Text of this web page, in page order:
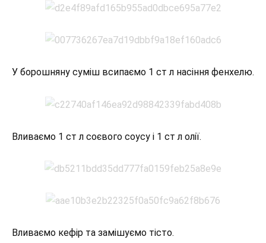
У борошняну суміш всипаємо 1 ст л насіння фенхелю.
Вливаємо 1 ст л соєвого соусу і 1 ст л олії.
Вливаємо кефір та замішуємо тісто.